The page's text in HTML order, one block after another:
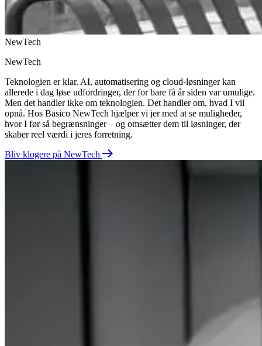
NewTech
NewTech
Teknologien er klar. AI, automatisering og cloud-løsninger kan
allerede i dag løse udfordringer, der for bare få år siden var umulige.
Men det handler ikke om teknologien. Det handler om, hvad I vil
opnå. Hos Basico NewTech hjælper vi jer med at se muligheder,
hvor I før så begrænsninger – og omsætter dem til løsninger, der
skaber reel værdi i jeres forretning.
Bliv klogere på NewTech